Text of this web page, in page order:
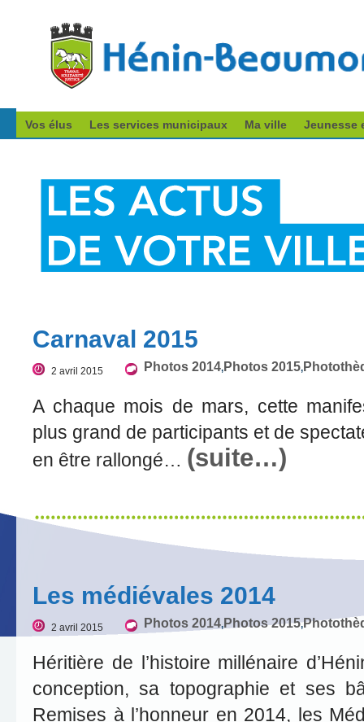
Vos élus Les services municipaux Ma ville Jeunesse
Carnaval 2015
2 avril 2015 Photos 2014, Photos 2015,
A chaque mois de mars, cette
plus grand de participants et de
en être rallongé… (suite…)
Les médiévales 2014
2 avril 2015 Photos 2014, Photos 2015,
Héritière de l’histoire millénaire
conception, sa topographie et ses
Remises à l’honneur en 2014, les